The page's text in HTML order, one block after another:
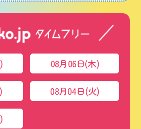
08月06日(木)
08月04日(火)